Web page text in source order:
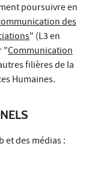
poursuivre en
des
" (L3 en
"Communication
filières de la
Humaines.
et des médias :